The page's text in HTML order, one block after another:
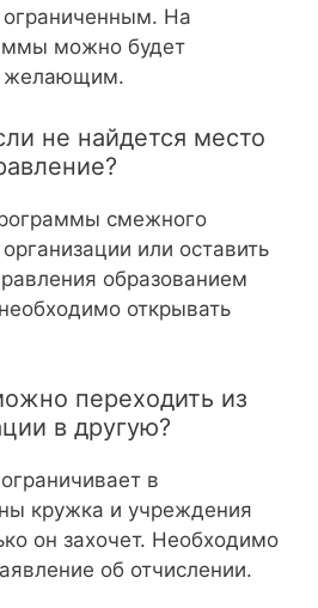
ограниченным. На
можно будет
желающим.
не найдется место
смежного
или оставить
образованием
открывать
переходить из
в другую?
в
кружка и учреждения
он захочет. Необходимо
об отчислении.